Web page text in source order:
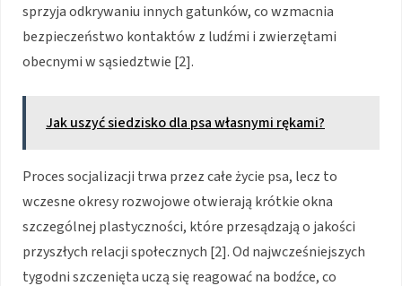
sprzyja odkrywaniu innych gatunków, co wzmacnia
bezpieczeństwo kontaktów z ludźmi i zwierzętami
obecnymi w sąsiedztwie [2].
Jak uszyć siedzisko dla psa własnymi rękami?
Proces socjalizacji trwa przez całe życie psa, lecz to
wczesne okresy rozwojowe otwierają krótkie okna
szczególnej plastyczności, które przesądzają o jakości
przyszłych relacji społecznych [2]. Od najwcześniejszych
tygodni szczenięta uczą się reagować na bodźce, co